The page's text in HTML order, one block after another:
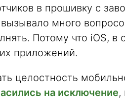
в прошивку с
много
Потому что iOS, в
приложений.
целостность
на исключение,